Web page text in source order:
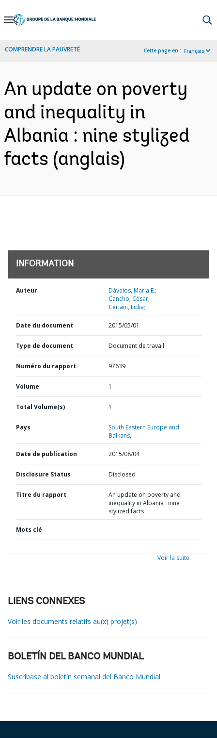
Skip
Navigation
COMPRENDRE LA PAUVRETÉ Cette page en : Français
An update on poverty
and inequality in
Albania : nine stylized
facts (anglais)
INFORMATION
Auteur
Dávalos, María E.;
Cancho, César;
Ceriani, Lidia;
Date du document 2015/05/01
Type de document Document de travail
Numéro du rapport 97639
Volume 1
Total Volume(s) 1
Pays
South Eastern Europe and
Balkans,
Date de publication 2015/08/04
Disclosure Status Disclosed
Titre du rapport
An update on poverty and
inequality in Albania : nine
stylized facts
Mots clé
Voir la suite
LIENS CONNEXES
Voir les documents relatifs au(x) projet(s)
BOLETÍN DEL BANCO MUNDIAL
Suscríbase al boletín semanal del Banco Mundial